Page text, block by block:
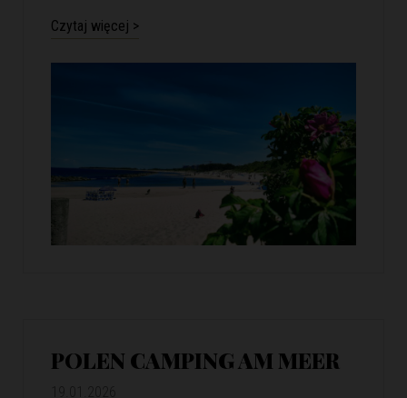
Czytaj więcej >
POLEN CAMPING AM MEER